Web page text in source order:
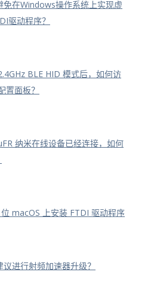
免在Windows操作系统上实现虚
驱动程序？
BLE HID 模式后，如何访
置面板？
纳米在线设备已经连接，如何
macOS 上安装 FTDI 驱动程序
议进行射频加速器升级？